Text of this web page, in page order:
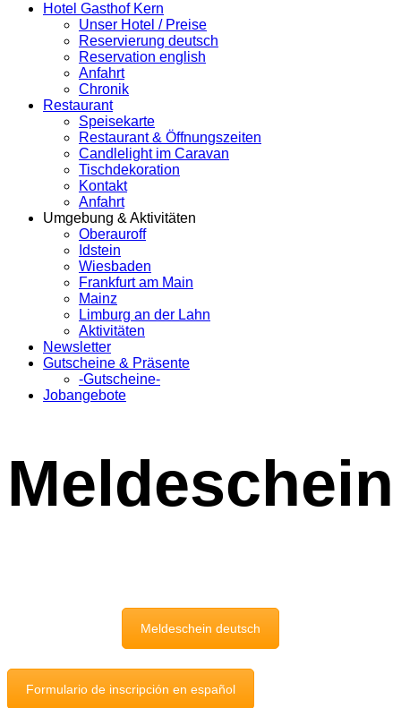
Hotel Gasthof Kern
Unser Hotel / Preise
Reservierung deutsch
Reservation english
Anfahrt
Chronik
Restaurant
Speisekarte
Restaurant & Öffnungszeiten
Candlelight im Caravan
Tischdekoration
Kontakt
Anfahrt
Umgebung & Aktivitäten
Oberauroff
Idstein
Wiesbaden
Frankfurt am Main
Mainz
Limburg an der Lahn
Aktivitäten
Newsletter
Gutscheine & Präsente
-Gutscheine-
Jobangebote
Meldeschein
Meldeschein deutsch
Formulario de inscripción en español